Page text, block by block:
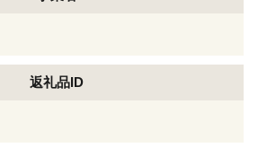
返礼品ID